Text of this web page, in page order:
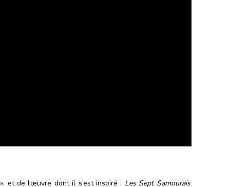
et de l’œuvre dont il s’est inspiré : Les Sept Samourais